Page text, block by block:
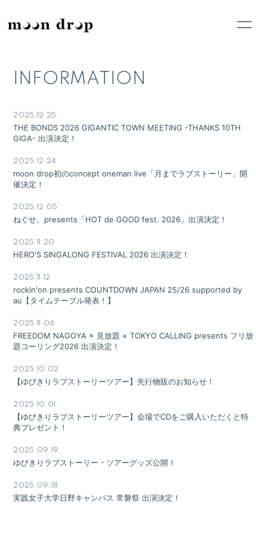
SCHEDULE PROFILE
VIDEO
BLOG
GOODS RADIO
会員登録
INFORMATION
2025.12.25
THE BONDS 2026 GIGANTIC TOWN MEETING -THANKS 10TH
GIGA- 出演決定！
2025.12.24
moon drop初のconcept oneman live「月までラブストーリー」開
催決定！
2025.12.05
ねぐせ。presents「HOT de GOOD fest. 2026」出演決定！
2025.11.20
HERO'S SINGALONG FESTIVAL 2026 出演決定！
2025.11.12
rockin'on presents COUNTDOWN JAPAN 25/26 supported by
au【タイムテーブル発表！】
2025.11.06
FREEDOM NAGOYA × 見放題 × TOKYO CALLING presents フリ放
題コーリング2026 出演決定！
2025.10.02
【ゆびきりラブストーリーツアー】先行物販のお知らせ！
2025.10.01
【ゆびきりラブストーリーツアー】会場でCDをご購入いただくと特
典プレゼント！
2025.09.19
ゆびきりラブストーリー・ツアーグッズ公開！
2025.09.18
実践女子大学日野キャンパス 常磐祭 出演決定！